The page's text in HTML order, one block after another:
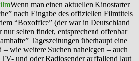
Wenn man einen aktuellen Kinostarter
nach Eingabe des offiziellen Filmtitels
“Boxoffice” (der war in Deutschland
nur selten findet, entsprechend offenbar
Tageszeitungen überhaupt eine
wie weitere Suchen nahelegen – auch
und oder Radiosender auffallend laut